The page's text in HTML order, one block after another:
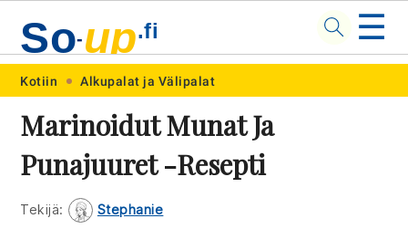
Skip
primary
navigation
Skip
main
content
Skip
primary
sidebar
Skip
footer
So-up.fi ☰
Kotiin Alkupalat ja Välipalat
Marinoidut Munat Ja
Punajuuret -resepti
Tekijä: Stephanie